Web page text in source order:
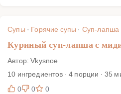
Супы · Горячие супы · Суп-лапша
Куриный суп-лапша с
Автор: Vkysnoe
10 ингредиентов · 4 порции · 35
0
0 0